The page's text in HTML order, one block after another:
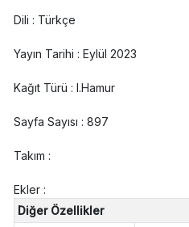
Dili : Türkçe
Yayın Tarihi : Eylül 2023
Kağıt Türü : I.Hamur
Sayfa Sayısı : 897
Takım :
Ekler :
Diğer Özellikler